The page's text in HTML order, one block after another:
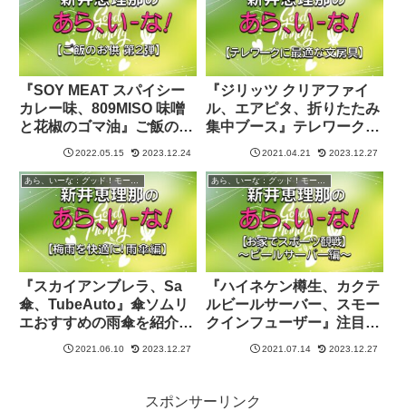
『SOY MEAT スパイシー
カレー味、809MISO 味噌
と花椒のゴマ油』ご飯のお
供 第2弾を紹介【あらいー
2022.05.15 2023.12.24
『ジリッツ クリアファイ
ル、エアピタ、折りたたみ
集中ブース』テレワークに
最適な文房具を紹介【あら
ング】
2021.04.21 2023.12.27
『スカイアンブレラ、Sa
傘、TubeAuto』傘ソムリ
エおすすめの雨傘を紹介
【あらいーな：グッド！モ
2021.06.10 2023.12.27
『ハイネケン樽生、カクテ
ルビールサーバー、スモー
クインフューザー』注目の
ビールサーバーを紹介【あ
2021.07.14 2023.12.27
スポンサーリンク